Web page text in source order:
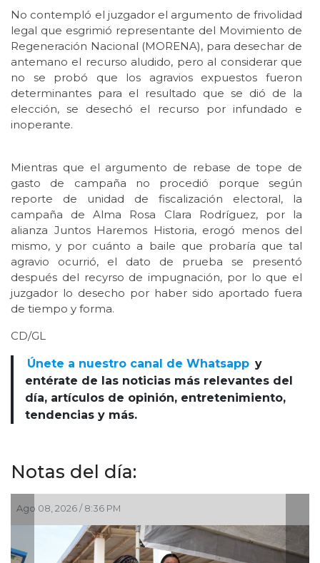
No contempló el juzgador el argumento de frivolidad
legal que esgrimió representante del Movimiento de
Regeneración Nacional (MORENA), para desechar de
antemano el recurso aludido, pero al considerar que
no se probó que los agravios expuestos fueron
determinantes para el resultado que se dió de la
elección, se desechó el recurso por infundado e
inoperante.
Mientras que el argumento de rebase de tope de
gasto de campaña no procedió porque según
reporte de unidad de fiscalización electoral, la
campaña de Alma Rosa Clara Rodríguez, por la
alianza Juntos Haremos Historia, erogó menos del
mismo, y por cuánto a baile que probaría que tal
agravio ocurrió, el dato de prueba se presentó
después del recyrso de impugnación, por lo que el
juzgador lo desecho por haber sido aportado fuera
de tiempo y forma.
CD/GL
Únete a nuestro canal de Whatsapp y
entérate de las noticias más relevantes del
día, artículos de opinión, entretenimiento,
tendencias y más.
Notas del día:
Ago 08, 2026 / 8:36 PM